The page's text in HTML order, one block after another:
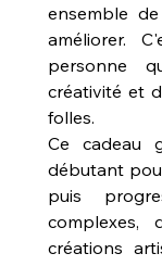
ensemble
améliorer.
personne
créativité et
folles.
Ce cadeau
débutant
puis
créations